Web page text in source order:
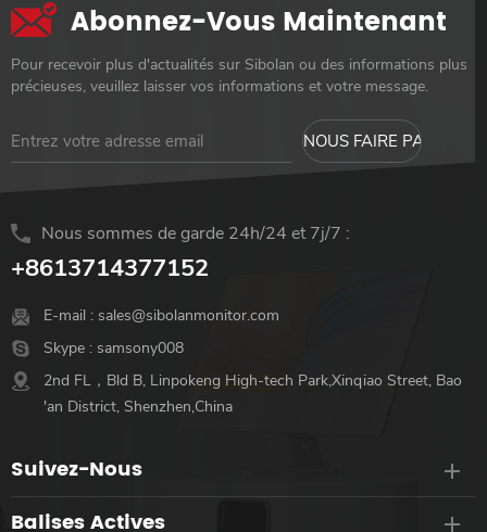
Abonnez-Vous Maintenant
Pour recevoir plus d'actualités sur Sibolan ou des informations plus
précieuses, veuillez laisser vos informations et votre message.
Nous sommes de garde 24h/24 et 7j/7 :
+8613714377152
E-mail : sales@sibolanmonitor.com
Skype : samsony008
2nd FL，Bld B, Linpokeng High-tech Park,Xinqiao Street, Bao
'an District, Shenzhen,China
Suivez-Nous
Balises Actives